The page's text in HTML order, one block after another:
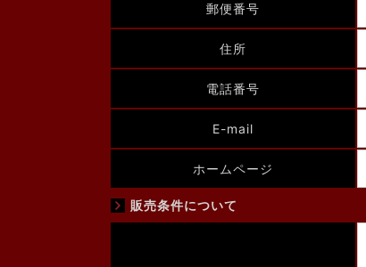
郵便番号
住所
電話番号
E-mail
ホームページ
販売条件について